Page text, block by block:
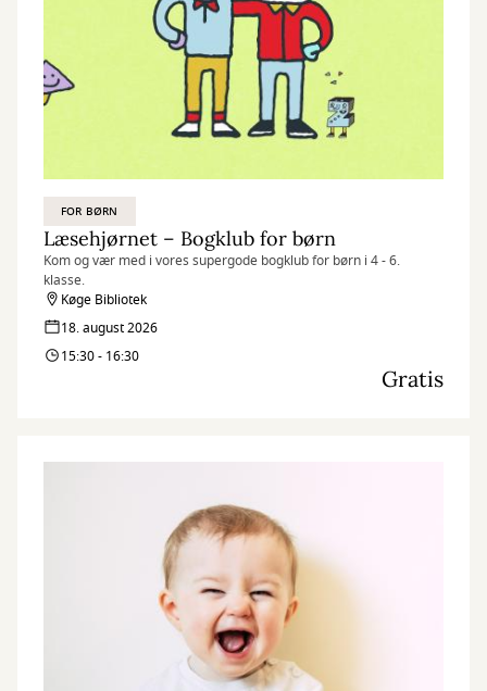
FOR BØRN
Læsehjørnet – Bogklub for børn
Kom og vær med i vores supergode bogklub for børn i 4 - 6.
klasse.
Køge Bibliotek
18. august 2026
15:30 - 16:30
Gratis